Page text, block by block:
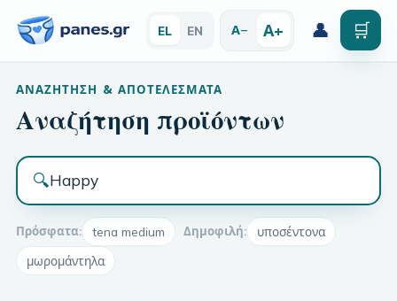
EL EN Α− Α+ 👤 🛒
ΑΝΑΖΉΤΗΣΗ & ΑΠΟΤΕΛΈΣΜΑΤΑ
Αναζήτηση προϊόντων
🔍
Πρόσφατα: tena medium Δημοφιλή:
υποσέντονα
μωρομάντηλα